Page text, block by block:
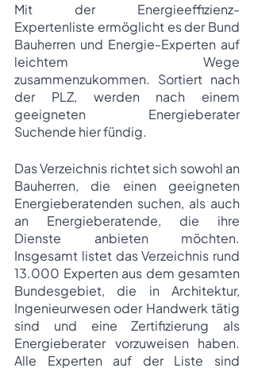
Mit der Energieeffizienz-
Expertenliste ermöglicht es der Bund
Bauherren und Energie-Experten auf
leichtem Wege
zusammenzukommen. Sortiert nach
der PLZ, werden nach einem
geeigneten Energieberater
Suchende hier fündig.
Das Verzeichnis richtet sich sowohl an
Bauherren, die einen geeigneten
Energieberatenden suchen, als auch
an Energieberatende, die ihre
Dienste anbieten möchten.
Insgesamt listet das Verzeichnis rund
13.000 Experten aus dem gesamten
Bundesgebiet, die in Architektur,
Ingenieurwesen oder Handwerk tätig
sind und eine Zertifizierung als
Energieberater vorzuweisen haben.
Alle Experten auf der Liste sind